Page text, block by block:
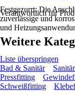
Festgezurrt: Die
zuverlässige und
und
Verantwortlich für
Weitere
Liste überspringen
Bad & Sanitär
Pressfitting
Schweißfitting